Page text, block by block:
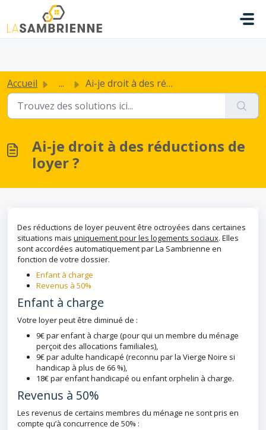
Passer au contenu principal
Accueil ... Ai-je droit à des réductions de loyer ?
Ai-je droit à des réductions de
loyer ?
Des réductions de loyer peuvent être octroyées dans certaines
situations mais uniquement pour les logements sociaux. Elles
sont accordées automatiquement par La Sambrienne en
fonction de votre dossier.
Enfant à charge
Revenus à 50%
Enfant à charge
Votre loyer peut être diminué de :
9€ par enfant à charge (pour qui un membre du ménage
perçoit des allocations familiales),
9€ par adulte handicapé (reconnu par la Vierge Noire si
handicap à plus de 66 %),
18€ par enfant handicapé ou enfant orphelin à charge.
Revenus à 50%
Les revenus de certains membres du ménage ne sont pris en
compte qu’à concurrence de 50% :